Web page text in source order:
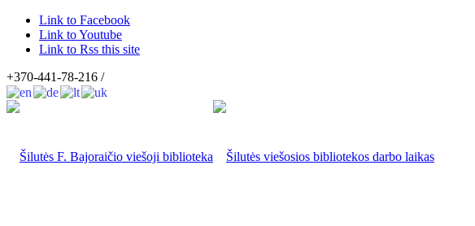
Link to Facebook
Link to Youtube
Link to Rss this site
+370-441-78-216 /